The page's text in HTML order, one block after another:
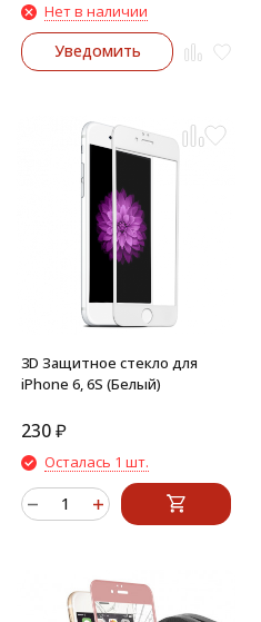
Нет в наличии
Уведомить
3D Защитное стекло для
iPhone 6, 6S (Белый)
230₽
Осталась 1 шт.